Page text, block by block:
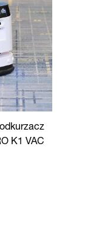
K1 VAC